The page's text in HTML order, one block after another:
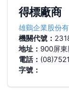
得標廠商
雄鷄企業股份
機關代號：
地址： 900屏
電話：
字號：